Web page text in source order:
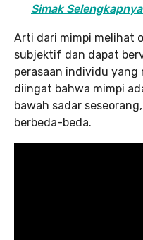
Simak
Arti dari mimpi melihat
subjektif dan dapat
perasaan individu
diingat bahwa mimpi
bawah sadar
berbeda-beda.